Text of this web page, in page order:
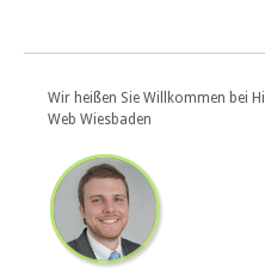
Wir heißen Sie Willkommen bei Hi
Web Wiesbaden